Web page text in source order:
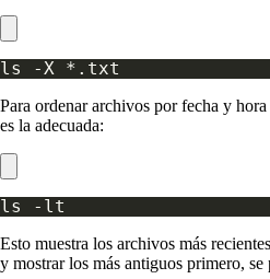
Para ordenar archivos por fecha y
es la adecuada:
Esto muestra los archivos más
y mostrar los más antiguos primero, se